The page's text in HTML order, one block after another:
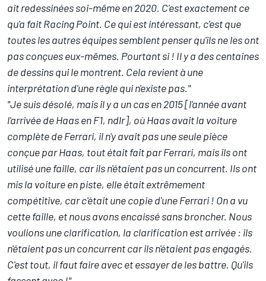
ait redessinées soi-même en 2020. C'est exactement ce
qu'a fait Racing Point. Ce qui est intéressant, c'est que
toutes les autres équipes semblent penser qu'ils ne les ont
pas conçues eux-mêmes. Pourtant si ! Il y a des centaines
de dessins qui le montrent. Cela revient à une
interprétation d'une règle qui n'existe pas."
"Je suis désolé, mais il y a un cas en 2015 [l'année avant
l'arrivée de Haas en F1, ndlr], oùHaasavait la voiture
complète de Ferrari, il n'y avait pas une seule pièce
conçue par Haas, tout était fait parFerrari, mais ils ont
utilisé une faille, car ils n'étaient pas un concurrent. Ils ont
mis la voiture en piste, elle était extrêmement
compétitive, car c'était une copie d'une Ferrari ! On a vu
cette faille, et nous avons encaissé sans broncher. Nous
voulions une clarification, la clarification est arrivée : ils
n'étaient pas un concurrent car ils n'étaient pas engagés.
C'est tout, il faut faire avec et essayer de les battre. Qu'ils